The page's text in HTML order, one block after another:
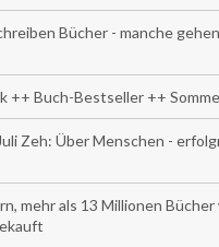
Bücher - manche
++ Buch-Bestseller ++
Zeh: Über Menschen -
mehr als 13 Millionen Bücher